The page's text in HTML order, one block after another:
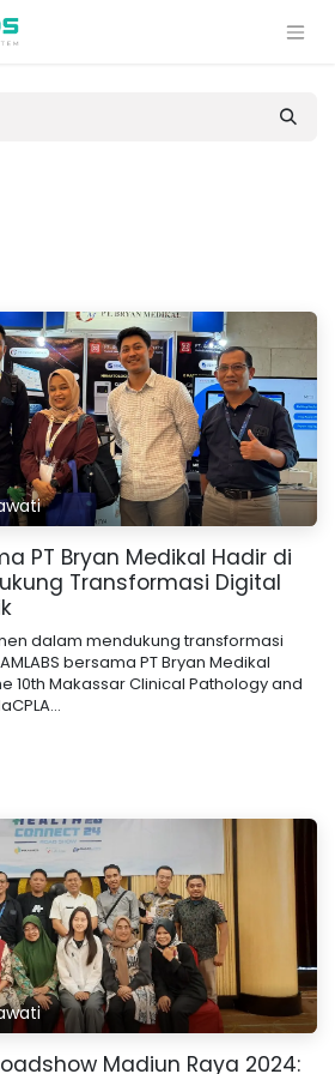
PT Bryan Medikal Hadir di
Transformasi Digital
dalam mendukung transformasi
bersama PT Bryan Medikal
10th Makassar Clinical Pathology and
Madiun Raya 2024: